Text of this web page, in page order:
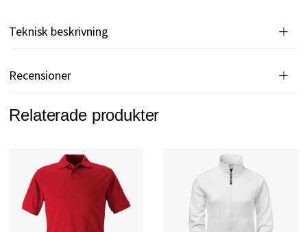
Teknisk beskrivning
Recensioner
Relaterade produkter